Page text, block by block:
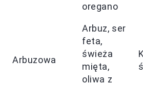
oregano
Arbuzowa
Arbuz, ser
feta,
świeża
mięta,
oliwa z